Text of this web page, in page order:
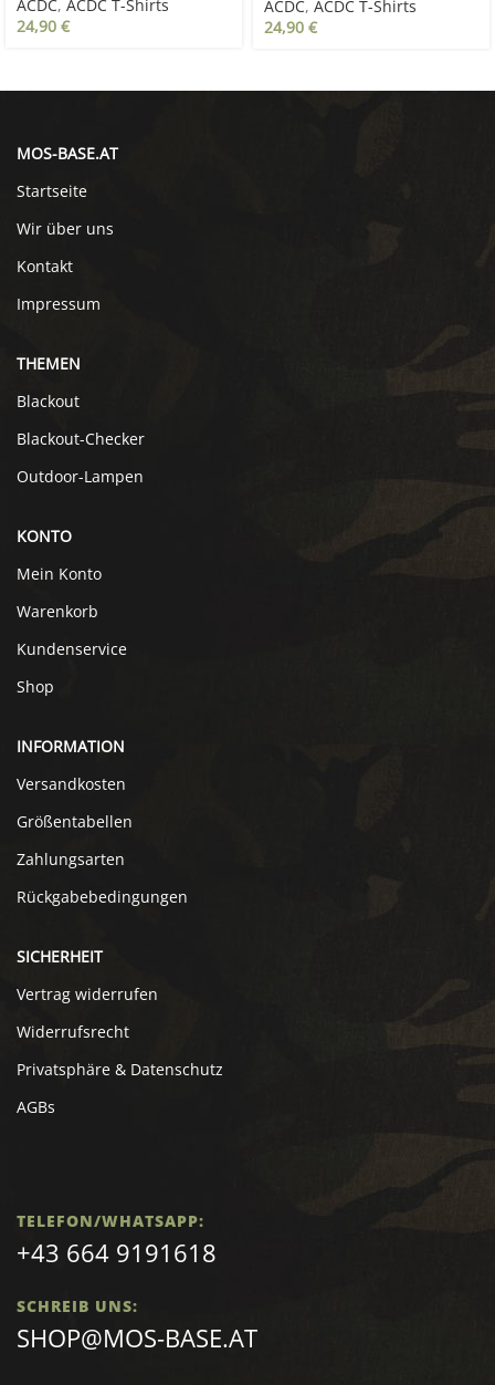
ACDC, ACDC T-Shirts
24,90 €
ACDC, ACDC T-Shirts
24,90 €
MOS-BASE.AT
Startseite
Wir über uns
Kontakt
Impressum
THEMEN
Blackout
Blackout-Checker
Outdoor-Lampen
KONTO
Mein Konto
Warenkorb
Kundenservice
Shop
INFORMATION
Versandkosten
Größentabellen
Zahlungsarten
Rückgabebedingungen
SICHERHEIT
Vertrag widerrufen
Widerrufsrecht
Privatsphäre & Datenschutz
AGBs
TELEFON/WHATSAPP:
+43 664 9191618
SCHREIB UNS:
SHOP@MOS-BASE.AT